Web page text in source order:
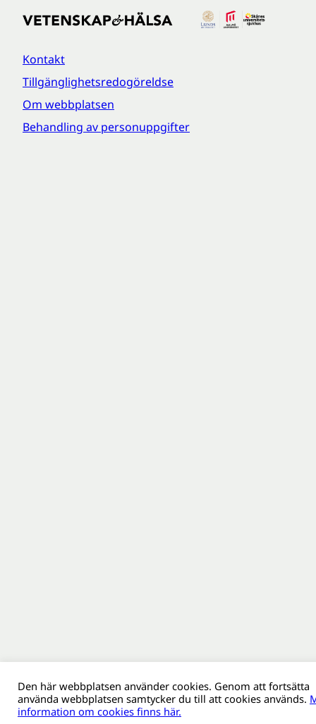
Kontakt
Tillgänglighetsredogöreldse
Om webbplatsen
Behandling av personuppgifter
Den här webbplatsen använder cookies. Genom att fortsätta
använda webbplatsen samtycker du till att cookies används.
information om cookies finns här.